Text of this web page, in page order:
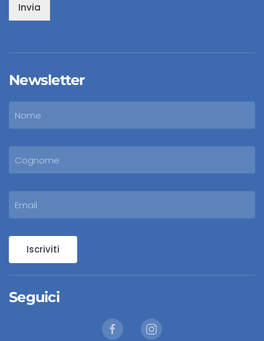
Invia
Newsletter
Iscriviti
Seguici